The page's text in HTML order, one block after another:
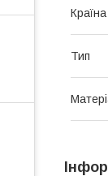
Тип